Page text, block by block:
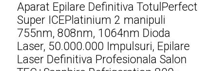
Aparat Epilare Definitiva TotulPerfect
Super ICEPlatinium 2 manipuli
755nm, 808nm, 1064nm Dioda
Laser, 50.000.000 Impulsuri, Epilare
Laser Definitiva Profesionala Salon